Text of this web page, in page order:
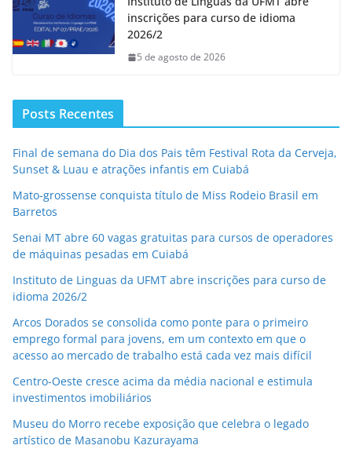
inscrições para curso de idioma
2026/2
5 de agosto de 2026
Posts Recentes
Final de semana do Dia dos Pais têm Festival Rota da Cerveja,
Sunset & Luau e atrações infantis em Cuiabá
Mato-grossense conquista título de Miss Rodeio Brasil em
Barretos
Senai MT abre 60 vagas gratuitas para cursos de operadores
de máquinas pesadas em Cuiabá
Instituto de Linguas da UFMT abre inscrições para curso de
idioma 2026/2
Arcos Dorados se consolida como ponte para o primeiro
emprego formal para jovens, em um contexto em que o
acesso ao mercado de trabalho está cada vez mais difícil
Centro-Oeste cresce acima da média nacional e estimula
investimentos imobiliários
Museu do Morro recebe exposição que celebra o legado
artístico de Masanobu Kazurayama